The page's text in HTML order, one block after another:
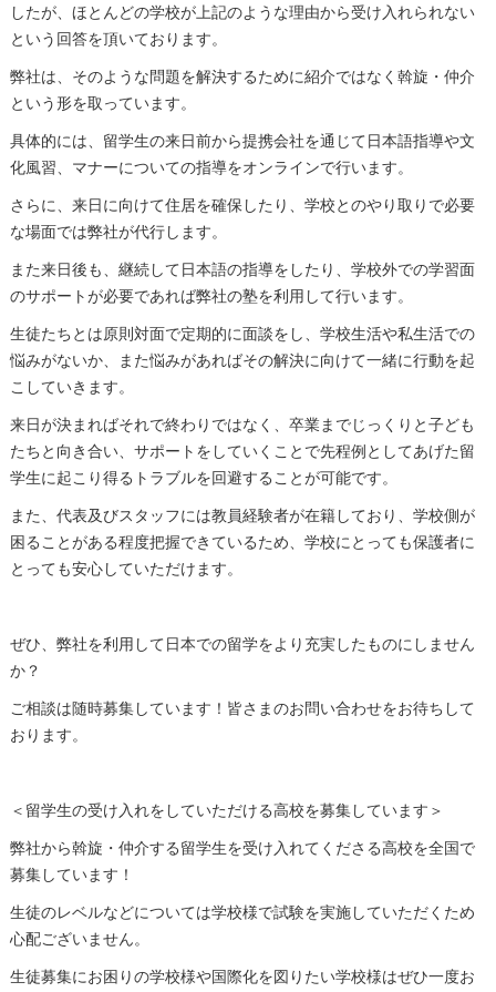
したが、ほとんどの学校が上記のような理由から受け入れられない
という回答を頂いております。
弊社は、そのような問題を解決するために紹介ではなく斡旋・仲介
という形を取っています。
具体的には、留学生の来日前から提携会社を通じて日本語指導や文
化風習、マナーについての指導をオンラインで行います。
さらに、来日に向けて住居を確保したり、学校とのやり取りで必要
な場面では弊社が代行します。
また来日後も、継続して日本語の指導をしたり、学校外での学習面
のサポートが必要であれば弊社の塾を利用して行います。
生徒たちとは原則対面で定期的に面談をし、学校生活や私生活での
悩みがないか、また悩みがあればその解決に向けて一緒に行動を起
こしていきます。
来日が決まればそれで終わりではなく、卒業までじっくりと子ども
たちと向き合い、サポートをしていくことで先程例としてあげた留
学生に起こり得るトラブルを回避することが可能です。
また、代表及びスタッフには教員経験者が在籍しており、学校側が
困ることがある程度把握できているため、学校にとっても保護者に
とっても安心していただけます。
ぜひ、弊社を利用して日本での留学をより充実したものにしません
か？
ご相談は随時募集しています！皆さまのお問い合わせをお待ちして
おります。
＜留学生の受け入れをしていただける高校を募集しています＞
弊社から斡旋・仲介する留学生を受け入れてくださる高校を全国で
募集しています！
生徒のレベルなどについては学校様で試験を実施していただくため
心配ございません。
生徒募集にお困りの学校様や国際化を図りたい学校様はぜひ一度お